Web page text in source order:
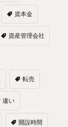
資本金
資産管理会社
転売
違い
開設時間